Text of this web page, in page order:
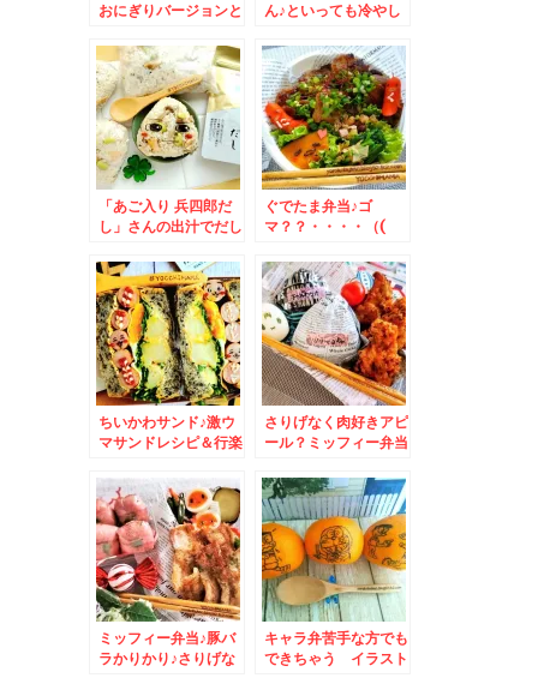
おにぎりバージョンと
町「焼肉舎 ふるや」
さんの「八雲小町豚ロ
ース生姜焼きランチ」
(*´艸`*)うまっ
ん♪といっても冷やし
は札幌老舗塩ホルモン
で有名な「北光園」さ
んで♪
「あご入り 兵四郎だ
し」さんの出汁でだし
`*)onigiri
ぐでたま弁当♪ゴ
マ？？・・・・（(
ちいかわサンド♪激ウ
マサンドレシピ＆行楽
日本亭」さんの「どで
から３弁当」(*´艸`*)
さりげなく肉好きアピ
ール？ミッフィー弁当
ミッフィー弁当♪豚バ
ラかりかり♪さりげな
キャラ弁苦手な方でも
できちゃう イラスト